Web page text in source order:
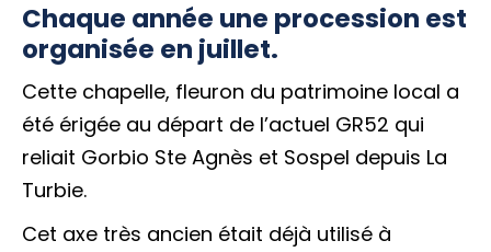
Chaque année une procession est
organisée en juillet.
Cette chapelle, fleuron du patrimoine local a
été érigée au départ de l’actuel GR52 qui
reliait Gorbio Ste Agnès et Sospel depuis La
Turbie.
Cet axe très ancien était déjà utilisé à